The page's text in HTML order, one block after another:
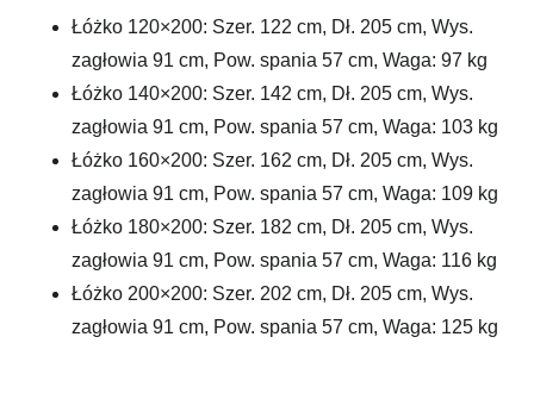
Łóżko 120×200: Szer. 122 cm, Dł. 205 cm, Wys.
zagłowia 91 cm, Pow. spania 57 cm, Waga: 97 kg
Łóżko 140×200: Szer. 142 cm, Dł. 205 cm, Wys.
zagłowia 91 cm, Pow. spania 57 cm, Waga: 103 kg
Łóżko 160×200: Szer. 162 cm, Dł. 205 cm, Wys.
zagłowia 91 cm, Pow. spania 57 cm, Waga: 109 kg
Łóżko 180×200: Szer. 182 cm, Dł. 205 cm, Wys.
zagłowia 91 cm, Pow. spania 57 cm, Waga: 116 kg
Łóżko 200×200: Szer. 202 cm, Dł. 205 cm, Wys.
zagłowia 91 cm, Pow. spania 57 cm, Waga: 125 kg